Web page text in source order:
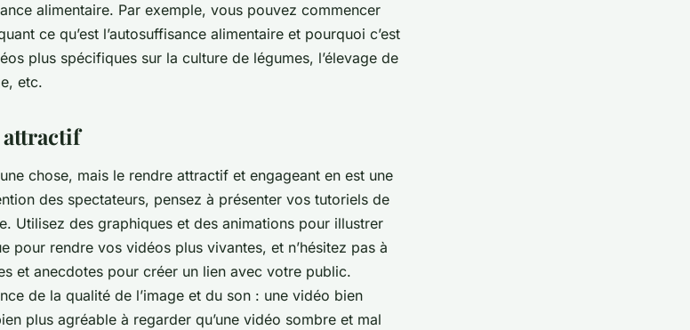
alimentaire. Par exemple, vous pouvez commencer
ce qu’est l’autosuffisance alimentaire et pourquoi c’est
plus spécifiques sur la culture de légumes, l’élevage de
etc.
attractif
chose, mais le rendre attractif et engageant en est une
des spectateurs, pensez à présenter vos tutoriels de
Utilisez des graphiques et des animations pour illustrer
pour rendre vos vidéos plus vivantes, et n’hésitez pas à
et anecdotes pour créer un lien avec votre public.
de la qualité de l’image et du son : une vidéo bien
plus agréable à regarder qu’une vidéo sombre et mal